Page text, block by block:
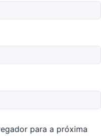
para a próxima